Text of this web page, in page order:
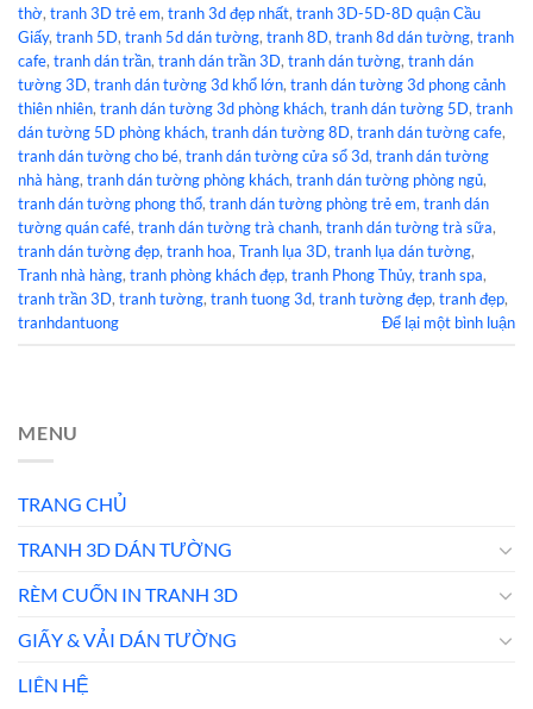
thờ, tranh 3D trẻ em, tranh 3d đẹp nhất, tranh 3D-5D-8D quận Cầu
Giấy, tranh 5D, tranh 5d dán tường, tranh 8D, tranh 8d dán tường, tranh
cafe, tranh dán trần, tranh dán trần 3D, tranh dán tường, tranh dán
tường 3D, tranh dán tường 3d khổ lớn, tranh dán tường 3d phong cảnh
thiên nhiên, tranh dán tường 3d phòng khách, tranh dán tường 5D, tranh
dán tường 5D phòng khách, tranh dán tường 8D, tranh dán tường cafe,
tranh dán tường cho bé, tranh dán tường cửa sổ 3d, tranh dán tường
nhà hàng, tranh dán tường phòng khách, tranh dán tường phòng ngủ,
tranh dán tường phong thổ, tranh dán tường phòng trẻ em, tranh dán
tường quán café, tranh dán tường trà chanh, tranh dán tường trà sữa,
tranh dán tường đẹp, tranh hoa, Tranh lụa 3D, tranh lụa dán tường,
Tranh nhà hàng, tranh phòng khách đẹp, tranh Phong Thủy, tranh spa,
tranh trần 3D, tranh tường, tranh tuong 3d, tranh tường đẹp, tranh đẹp,
tranhdantuong
Để lại một bình luận
MENU
TRANG CHỦ
TRANH 3D DÁN TƯỜNG
RÈM CUỐN IN TRANH 3D
GIẤY & VẢI DÁN TƯỜNG
LIÊN HỆ